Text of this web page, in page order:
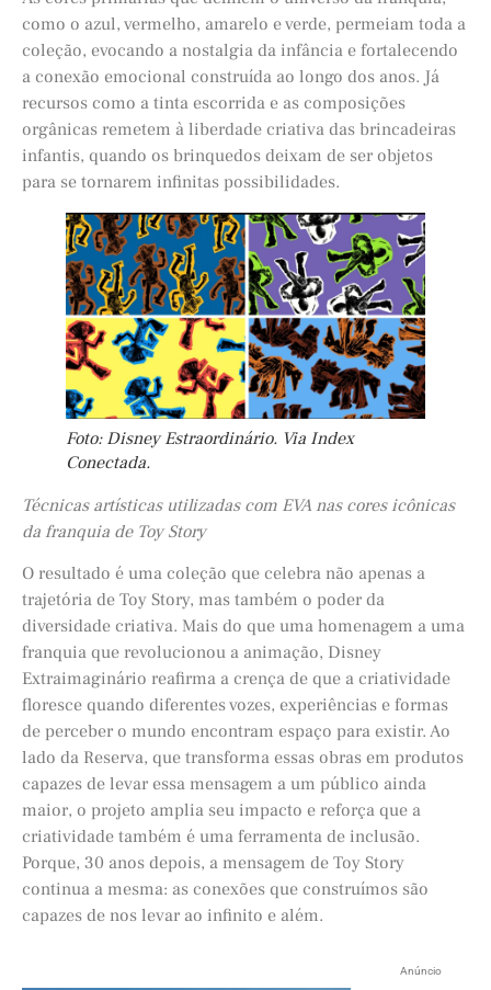
como o azul, vermelho, amarelo e verde, permeiam toda a
coleção, evocando a nostalgia da infância e fortalecendo
a conexão emocional construída ao longo dos anos. Já
recursos como a tinta escorrida e as composições
orgânicas remetem à liberdade criativa das brincadeiras
infantis, quando os brinquedos deixam de ser objetos
para se tornarem infinitas possibilidades.
Foto: Disney Estraordinário. Via Index
Conectada.
Técnicas artísticas utilizadas com EVA nas cores icônicas
da franquia de Toy Story
O resultado é uma coleção que celebra não apenas a
trajetória de Toy Story, mas também o poder da
diversidade criativa. Mais do que uma homenagem a uma
franquia que revolucionou a animação, Disney
Extraimaginário reafirma a crença de que a criatividade
floresce quando diferentes vozes, experiências e formas
de perceber o mundo encontram espaço para existir. Ao
lado da Reserva, que transforma essas obras em produtos
capazes de levar essa mensagem a um público ainda
maior, o projeto amplia seu impacto e reforça que a
criatividade também é uma ferramenta de inclusão.
Porque, 30 anos depois, a mensagem de Toy Story
continua a mesma: as conexões que construímos são
capazes de nos levar ao infinito e além.
Anúncio